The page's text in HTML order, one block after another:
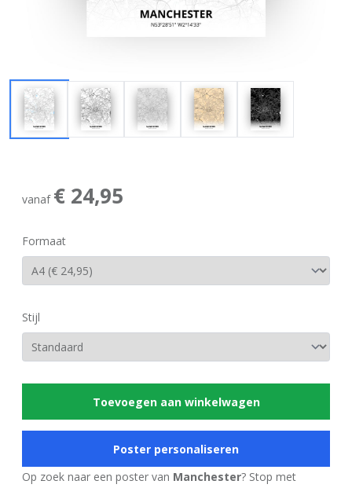
vanaf € 24,95
Formaat
Stijl
Toevoegen aan winkelwagen
Poster personaliseren
Op zoek naar een poster van Manchester? Stop met